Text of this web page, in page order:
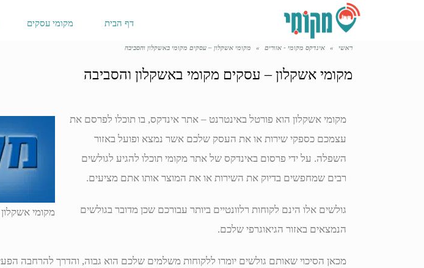
דף הבית מקומי עסקים
ראשי » אינדקס מקומי - אזורים » מקומי אשקלון – עסקים מקומי באשקלון והסביבה
מקומי אשקלון – עסקים מקומי באשקלון והסביבה
מקומי אשקלון
מקומי אשקלון הוא פורטל באינטרנט – אתר אינדקס, בו תוכלו לפרסם את
עצמכם כספקי שירות או את העסק שלכם אשר נמצא ופועל באזור
השפלה. על ידי פרסום באינדקס של אתר מקומי תוכלו להגיע לגולשים
רבים שמחפשים בדיוק את השירות או את המוצר אותו אתם מציעים.
גולשים אלו הינם לקוחות רלוונטיים ביותר עבורכם שכן מדובר בגולשים
הנמצאים באזור הגיאוגרפי שלכם.
מכאן הסיכוי שאותם גולשים יומרו ללקוחות משלמים שלכם הוא גבוה, והדרך להרחבה